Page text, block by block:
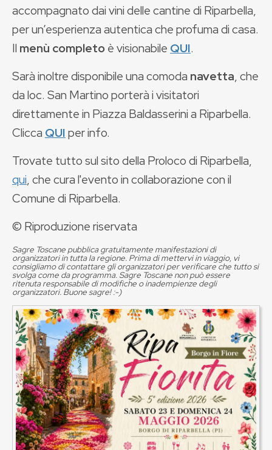
accompagnato dai vini delle cantine di Riparbella,
per un’esperienza autentica che profuma di casa.
Il menù completoè visionabile QUI.
Sarà inoltre disponibile una comoda navetta, che
da loc. San Martino porterà i visitatori
direttamente in Piazza Baldasserini a Riparbella.
Clicca QUIper info.
Trovate tutto sul sito della Proloco di Riparbella,
qui, che cura l'evento in collaborazione con il
Comune di Riparbella.
© Riproduzione riservata
Sagre Toscane pubblica gratuitamente manifestazioni di
organizzatori in tutta la regione. Prima di mettervi in viaggio, vi
consigliamo di contattare gli organizzatori per verificare che tutto si
svolga come da programma. Sagre Toscane non può essere
ritenuta responsabile di modifiche o inadempienze degli
organizzatori. Buone sagre! :-)